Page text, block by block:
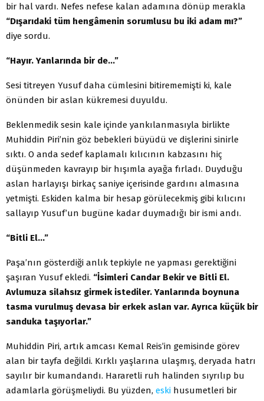
bir hal vardı. Nefes nefese kalan adamına dönüp merakla
“Dışarıdaki tüm hengâmenin sorumlusu bu iki adam mı?”
diye sordu.
“Hayır. Yanlarında bir de…”
Sesi titreyen Yusuf daha cümlesini bitirememişti ki, kale
önünden bir aslan kükremesi duyuldu.
Beklenmedik sesin kale içinde yankılanmasıyla birlikte
Muhiddin Piri’nin göz bebekleri büyüdü ve dişlerini sinirle
sıktı. O anda sedef kaplamalı kılıcının kabzasını hiç
düşünmeden kavrayıp bir hışımla ayağa fırladı. Duyduğu
aslan harlayışı birkaç saniye içerisinde gardını almasına
yetmişti. Eskiden kalma bir hesap görülecekmiş gibi kılıcını
sallayıp Yusuf’un bugüne kadar duymadığı bir ismi andı.
“Bitli El…”
Paşa’nın gösterdiği anlık tepkiyle ne yapması gerektiğini
şaşıran Yusuf ekledi. “İsimleri Candar Bekir ve Bitli El.
Avlumuza silahsız girmek istediler. Yanlarında boynuna
tasma vurulmuş devasa bir erkek aslan var. Ayrıca küçük bir
sanduka taşıyorlar.”
Muhiddin Piri, artık amcası Kemal Reis’in gemisinde görev
alan bir tayfa değildi. Kırklı yaşlarına ulaşmış, deryada hatrı
sayılır bir kumandandı. Hararetli ruh halinden sıyrılıp bu
adamlarla görüşmeliydi. Bu yüzden, eski husumetleri bir